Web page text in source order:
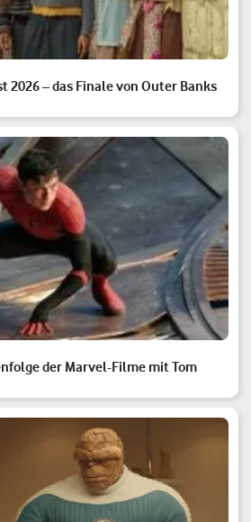
2026 – das Finale von Outer Banks
der Marvel-Filme mit Tom